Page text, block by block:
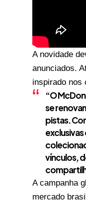
A novidade
anunciados.
inspirado nos
“O
se
pistas.
vínculos,
A campanha
mercado